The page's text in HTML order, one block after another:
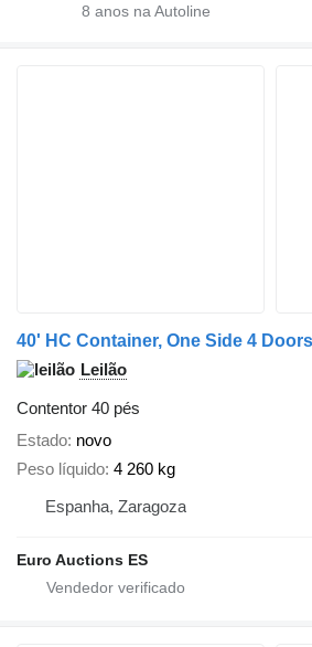
8 anos na Autoline
40' HC Container, One Side 4
Leilão
Contentor 40 pés
Estado novo
Peso líquido 4 260 kg
Espanha, Zaragoza
Euro Auctions ES